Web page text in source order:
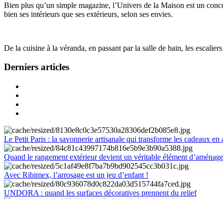
Bien plus qu’un simple magazine, l’Univers de la Maison est un
bien ses intérieurs que ses extérieurs, selon ses envies.
De la cuisine à la véranda, en passant par la salle de bain, les
Derniers articles
Le Petit Paris : la savonnerie artisanale qui transforme les cadeaux en
Quand le rangement extérieur devient un véritable élément
Avec Ribimex, l’arrosage est un jeu d’enfant !
UNDORA : quand les surfaces décoratives prennent du relief